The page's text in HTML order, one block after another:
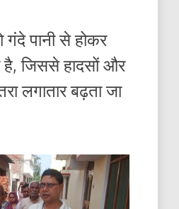
गंदे पानी से होकर
है, जिससे हादसों और
लगातार बढ़ता जा